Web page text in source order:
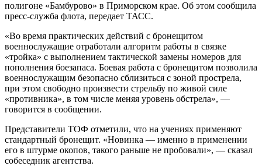
полигоне «Бамбурово» в Приморском крае. Об этом сообщила
пресс-служба флота, передает ТАСС.
«Во время практических действий с бронещитом
военнослужащие отработали алгоритм работы в связке
«тройка» с выполнением тактической замены номеров для
пополнения боезапаса. Боевая работа с бронещитом позволила
военнослужащим безопасно сблизиться с зоной прострела,
при этом свободно произвести стрельбу по живой силе
«противника», в том числе меняя уровень обстрела», —
говорится в сообщении.
Представители ТОФ отметили, что на учениях применяют
стандартный бронещит. «Новинка — именно в применении
его в штурме окопов, такого раньше не пробовали», — сказал
собеседник агентства.